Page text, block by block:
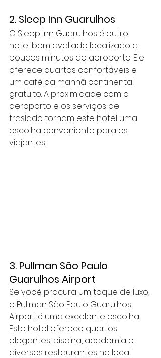
2. Sleep Inn Guarulhos
O Sleep Inn Guarulhos é outro
hotel bem avaliado localizado a
poucos minutos do aeroporto. Ele
oferece quartos confortáveis e
um café da manhã continental
gratuito. A proximidade com o
aeroporto e os serviços de
traslado tornam este hotel uma
escolha conveniente para os
viajantes.
3. Pullman São Paulo
Guarulhos Airport
Se você procura um toque de luxo,
o Pullman São Paulo Guarulhos
Airport é uma excelente escolha.
Este hotel oferece quartos
elegantes, piscina, academia e
diversos restaurantes no local.